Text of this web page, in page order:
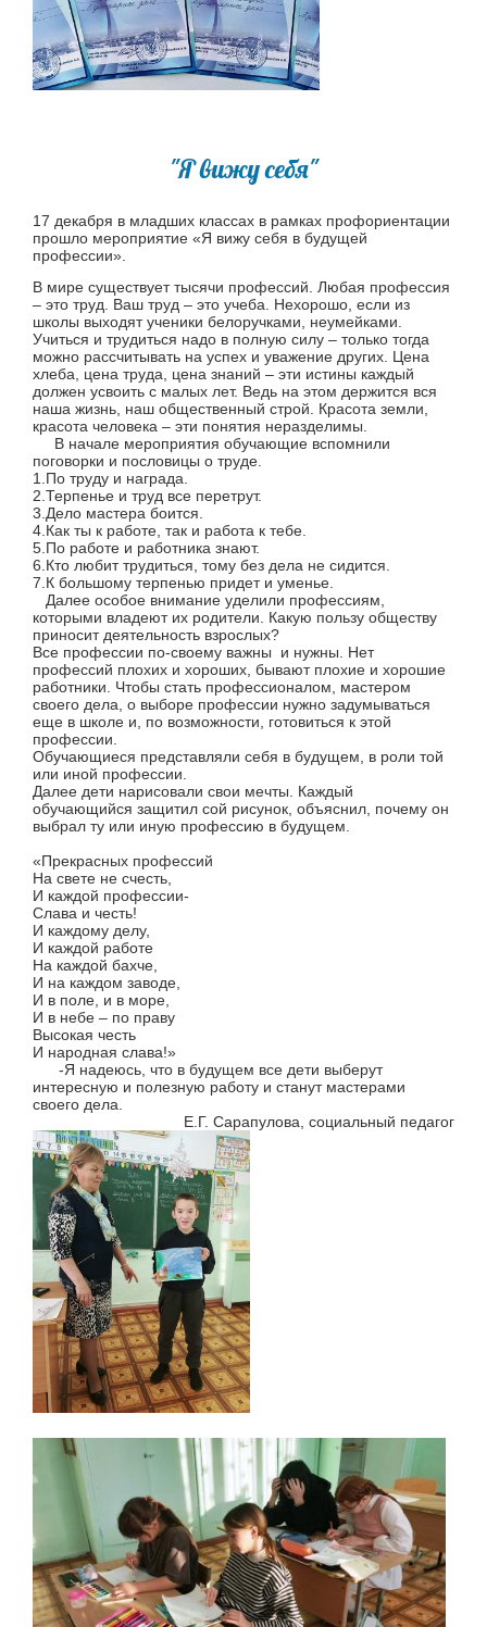
"Я вижу себя"
17 декабря в младших классах в рамках профориентации
прошло мероприятие «Я вижу себя в будущей
профессии».
В мире существует тысячи профессий. Любая профессия
– это труд. Ваш труд – это учеба. Нехорошо, если из
школы выходят ученики белоручками, неумейками.
Учиться и трудиться надо в полную силу – только тогда
можно рассчитывать на успех и уважение других. Цена
хлеба, цена труда, цена знаний – эти истины каждый
должен усвоить с малых лет. Ведь на этом держится вся
наша жизнь, наш общественный строй. Красота земли,
красота человека – эти понятия неразделимы.
В начале мероприятия обучающие вспомнили
поговорки и пословицы о труде.
1.По труду и награда.
2.Терпенье и труд все перетрут.
3.Дело мастера боится.
4.Как ты к работе, так и работа к тебе.
5.По работе и работника знают.
6.Кто любит трудиться, тому без дела не сидится.
7.К большому терпенью придет и уменье.
Далее особое внимание уделили профессиям,
которыми владеют их родители. Какую пользу обществу
приносит деятельность взрослых?
Все профессии по-своему важны и нужны. Нет
профессий плохих и хороших, бывают плохие и хорошие
работники. Чтобы стать профессионалом, мастером
своего дела, о выборе профессии нужно задумываться
еще в школе и, по возможности, готовиться к этой
профессии.
Обучающиеся представляли себя в будущем, в роли той
или иной профессии.
Далее дети нарисовали свои мечты. Каждый
обучающийся защитил сой рисунок, объяснил, почему он
выбрал ту или иную профессию в будущем.
«Прекрасных профессий
На свете не счесть,
И каждой профессии-
Слава и честь!
И каждому делу,
И каждой работе
На каждой бахче,
И на каждом заводе,
И в поле, и в море,
И в небе – по праву
Высокая честь
И народная слава!»
-Я надеюсь, что в будущем все дети выберут
интересную и полезную работу и станут мастерами
своего дела.
Е.Г. Сарапулова, социальный педагог